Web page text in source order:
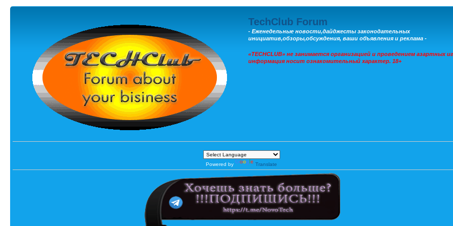
TechClub Forum
- Еженедельные новости,дайджесты законодательных
инициатив,обзоры,обсуждения, ваши объявления и реклама -
«TECHCLUB» не занимается организацией и проведением азартных
информация носит ознакомительный характер. 18+
Powered by Translate